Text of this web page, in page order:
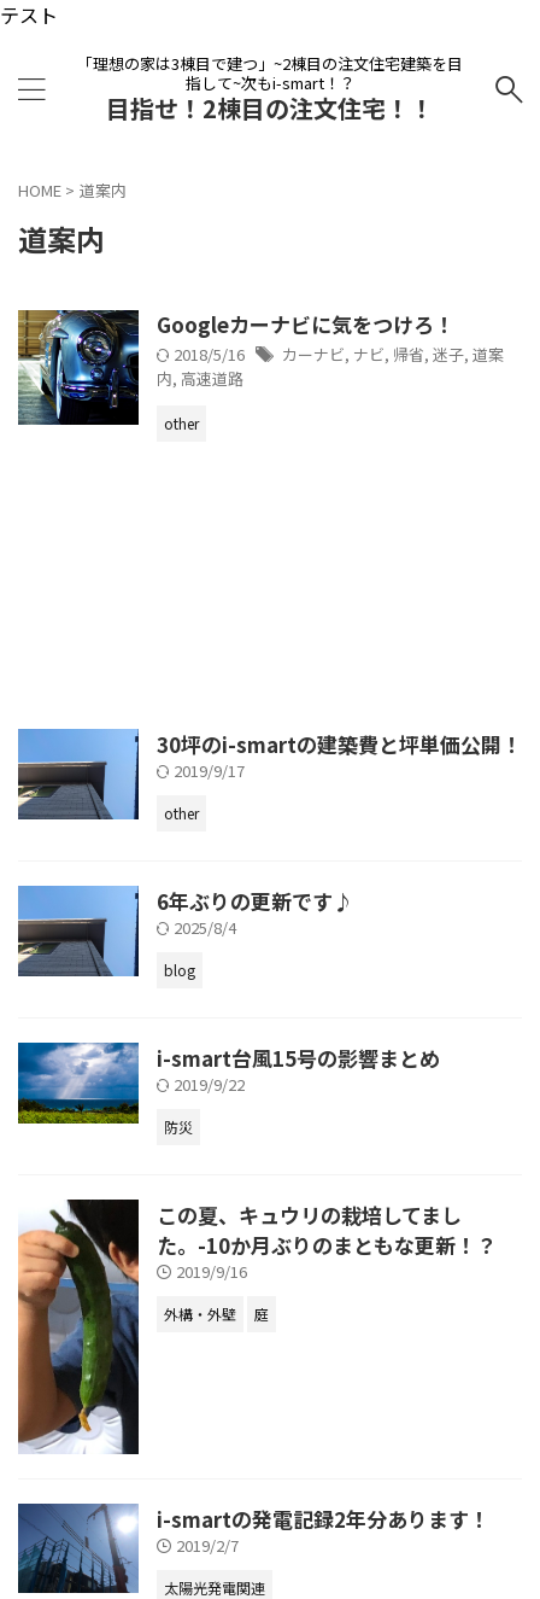
テスト
「理想の家は3棟目で建つ」~2棟目の注文住宅建築を目
指して~次もi-smart！？
目指せ！2棟目の注文住宅！！
HOME > 道案内
道案内
Googleカーナビに気をつけろ！
2018/5/16 カーナビ, ナビ, 帰省, 迷子, 道案
内, 高速道路
other
30坪のi-smartの建築費と坪単価公開！
2019/9/17
other
6年ぶりの更新です♪
2025/8/4
blog
i-smart台風15号の影響まとめ
2019/9/22
防災
この夏、キュウリの栽培してまし
た。-10か月ぶりのまともな更新！？
2019/9/16
外構・外壁 庭
i-smartの発電記録2年分あります！
2019/2/7
太陽光発電関連